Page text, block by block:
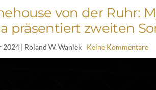
von der Ruhr:
präsentiert zweiten
2024| Roland W. Waniek Keine Kommentare